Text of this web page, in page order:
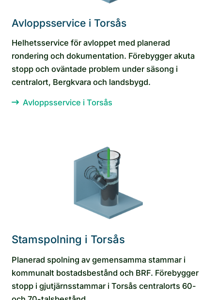
Avloppsservice i Torsås
Helhetsservice för avloppet med planerad
rondering och dokumentation. Förebygger akuta
stopp och oväntade problem under säsong i
centralort, Bergkvara och landsbygd.
Avloppsservice i Torsås
Stamspolning i Torsås
Planerad spolning av gemensamma stammar i
kommunalt bostadsbestånd och BRF. Förebygger
stopp i gjutjärnsstammar i Torsås centralorts 60-